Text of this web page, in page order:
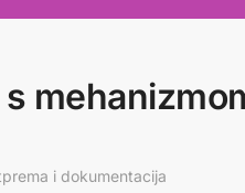
i dokumentacija